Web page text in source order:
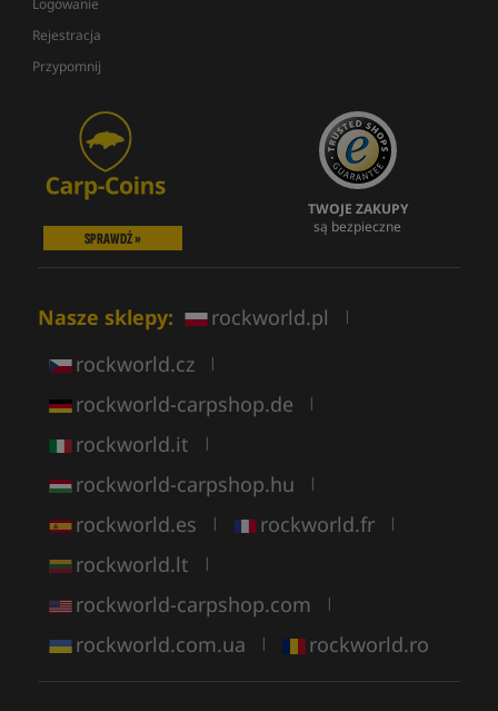
Logowanie
Rejestracja
Przypomnij
SPRAWDŹ »
TWOJE ZAKUPY
są bezpieczne
Nasze sklepy: rockworld.pl |
rockworld.cz |
rockworld-carpshop.de |
rockworld.it |
rockworld-carpshop.hu |
rockworld.es | rockworld.fr |
rockworld.lt |
rockworld-carpshop.com |
rockworld.com.ua | rockworld.ro